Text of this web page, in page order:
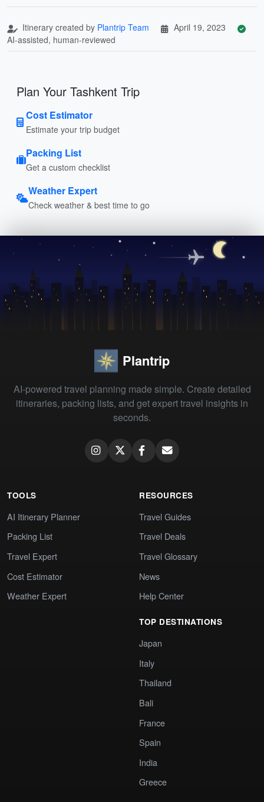
Itinerary created by Plantrip Team
April 19, 2023
AI-assisted, human-reviewed
Plan Your Tashkent Trip
Cost Estimator
Estimate your trip budget
Packing List
Get a custom checklist
Weather Expert
Check weather & best time to go
Plantrip
AI-powered travel planning made simple. Create detailed
itineraries, packing lists, and get expert travel insights in
seconds.
TOOLS
AI Itinerary Planner
Packing List
Travel Expert
Cost Estimator
Weather Expert
RESOURCES
Travel Guides
Travel Deals
Travel Glossary
News
Help Center
TOP DESTINATIONS
Japan
Italy
Thailand
Bali
France
Spain
India
Greece